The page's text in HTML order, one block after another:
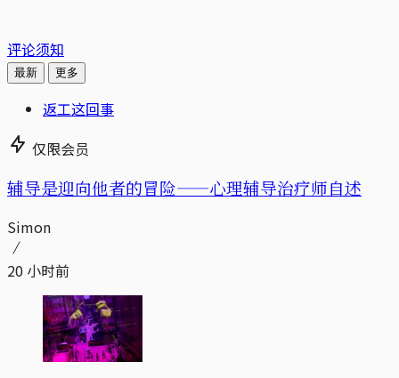
评论须知
最新 更多
返工这回事
仅限会员
辅导是迎向他者的冒险——心理辅导治疗师自述
Simon
20 小时前